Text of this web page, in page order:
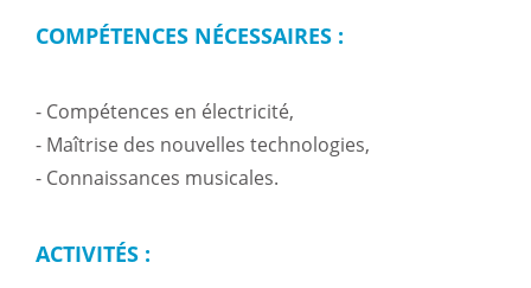
COMPÉTENCES NÉCESSAIRES :
- Compétences en électricité,
- Maîtrise des nouvelles technologies,
- Connaissances musicales.
ACTIVITÉS :